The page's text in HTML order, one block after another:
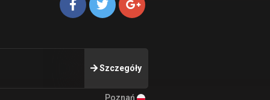
Szczegóły
Poznań